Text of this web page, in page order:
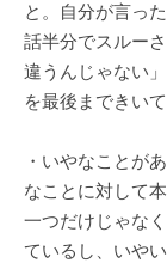
と。自分が言っ
話半分でスルー
違うんじゃない
を最後まできい
・いやなことが
なことに対して
一つだけじゃな
ているし、いや